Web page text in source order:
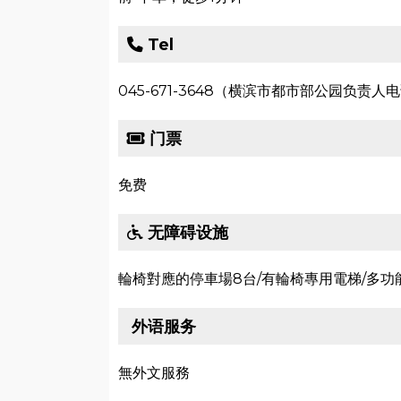
Tel
045-671-3648（横滨市都市部公园负责人电
门票
免费
无障碍设施
輪椅對應的停車場8台/有輪椅專用電梯/多功
外语服务
無外文服務